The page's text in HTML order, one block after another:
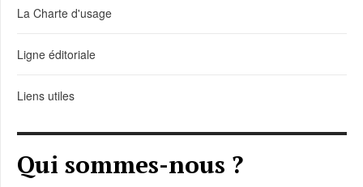
La Charte d'usage
Ligne éditoriale
Liens utiles
Qui sommes-nous ?